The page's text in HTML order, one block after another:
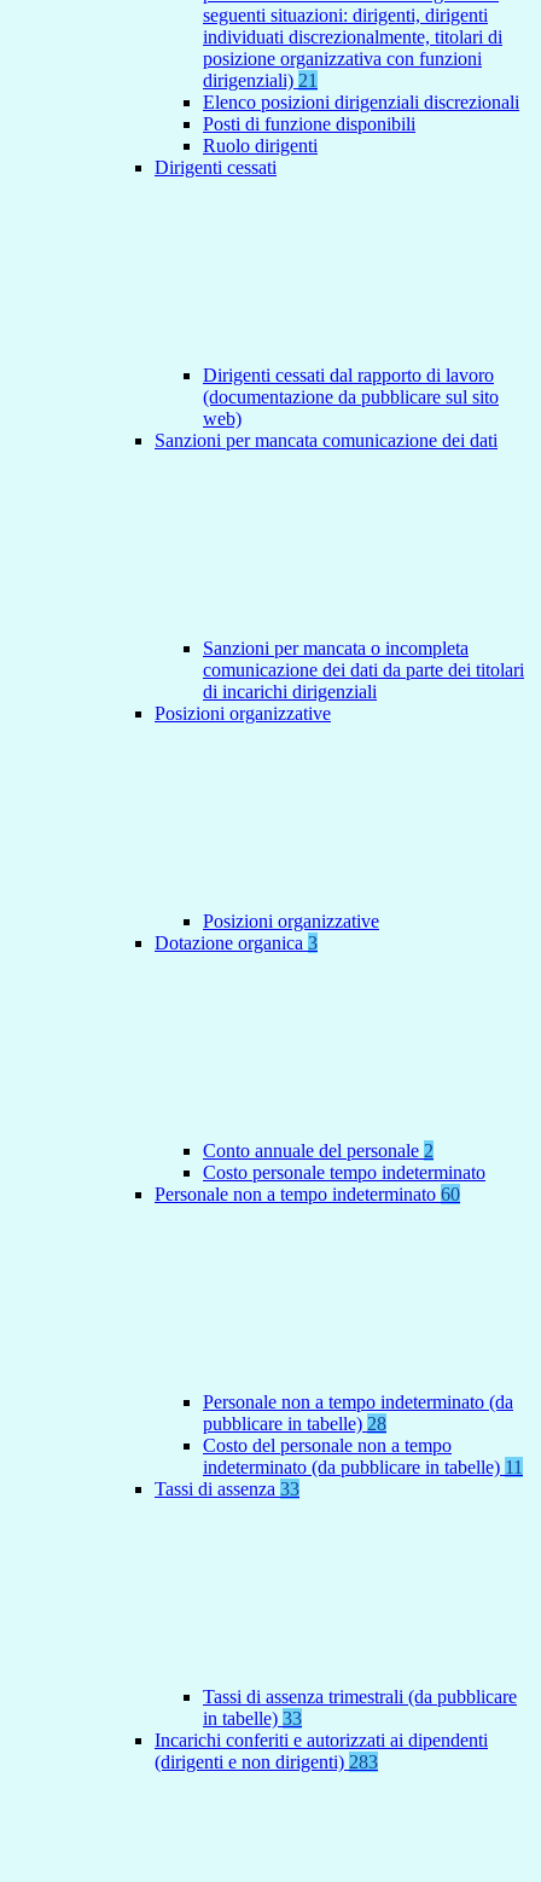
seguenti situazioni: dirigenti, dirigenti
individuati discrezionalmente, titolari di
posizione organizzativa con funzioni
dirigenziali) 21
Elenco posizioni dirigenziali discrezionali
Posti di funzione disponibili
Ruolo dirigenti
Dirigenti cessati
Dirigenti cessati dal rapporto di lavoro
(documentazione da pubblicare sul sito
web)
Sanzioni per mancata comunicazione dei dati
Sanzioni per mancata o incompleta
comunicazione dei dati da parte dei titolari
di incarichi dirigenziali
Posizioni organizzative
Posizioni organizzative
Dotazione organica 3
Conto annuale del personale 2
Costo personale tempo indeterminato
Personale non a tempo indeterminato 60
Personale non a tempo indeterminato (da
pubblicare in tabelle) 28
Costo del personale non a tempo
indeterminato (da pubblicare in tabelle) 11
Tassi di assenza 33
Tassi di assenza trimestrali (da pubblicare
in tabelle) 33
Incarichi conferiti e autorizzati ai dipendenti
(dirigenti e non dirigenti) 283